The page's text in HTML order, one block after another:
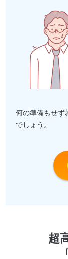
何の準備もせず
でしょう。
超